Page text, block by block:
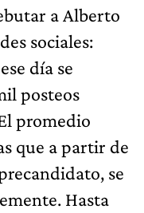
a Alberto
sociales:
día se
posteos
promedio
que a partir de
se
Hasta